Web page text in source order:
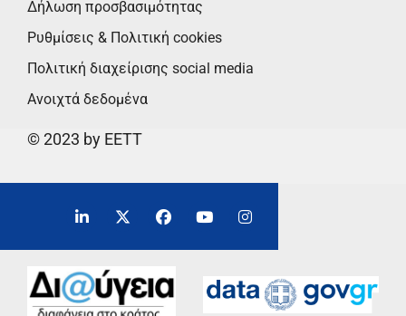
Δήλωση προσβασιμότητας
Ρυθμίσεις & Πολιτική cookies
Πολιτική διαχείρισης social media
Ανοιχτά δεδομένα
© 2023 by EETT